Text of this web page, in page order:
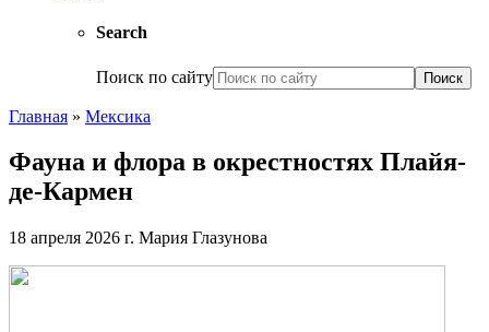
Search
Поиск по сайту
Главная » Мексика
Фауна и флора в окрестностях Плайя-
де-Кармен
18 апреля 2026 г. Мария Глазунова